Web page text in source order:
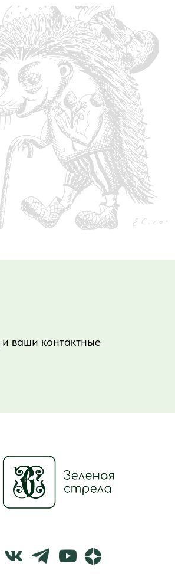
ваши контактные